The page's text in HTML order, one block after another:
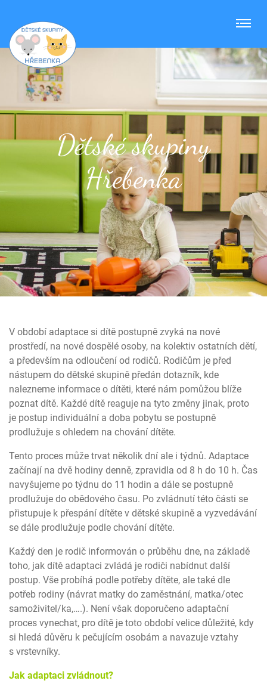
Dětské skupiny
Hřebenka
V období adaptace si dítě postupně zvyká na nové
prostředí, na nové dospělé osoby, na kolektiv ostatních dětí,
a především na odloučení od rodičů. Rodičům je před
nástupem do dětské skupině předán dotazník, kde
nalezneme informace o dítěti, které nám pomůžou blíže
poznat dítě. Každé dítě reaguje na tyto změny jinak, proto
je postup individuální a doba pobytu se postupně
prodlužuje s ohledem na chování dítěte.
Tento proces může trvat několik dní ale i týdnů. Adaptace
začínají na dvě hodiny denně, zpravidla od 8 h do 10 h. Čas
navyšujeme po týdnu do 11 hodin a dále se postupně
prodlužuje do obědového času. Po zvládnutí této části se
přistupuje k přespání dítěte v dětské skupině a vyzvedávání
se dále prodlužuje podle chování dítěte.
Každý den je rodič informován o průběhu dne, na základě
toho, jak dítě adaptaci zvládá je rodiči nabídnut další
postup. Vše probíhá podle potřeby dítěte, ale také dle
potřeb rodiny (návrat matky do zaměstnání, matka/otec
samoživitel/ka,….). Není však doporučeno adaptační
proces vynechat, pro dítě je toto období velice důležité, kdy
si hledá důvěru k pečujícím osobám a navazuje vztahy
s vrstevníky.
Jak adaptaci zvládnout?